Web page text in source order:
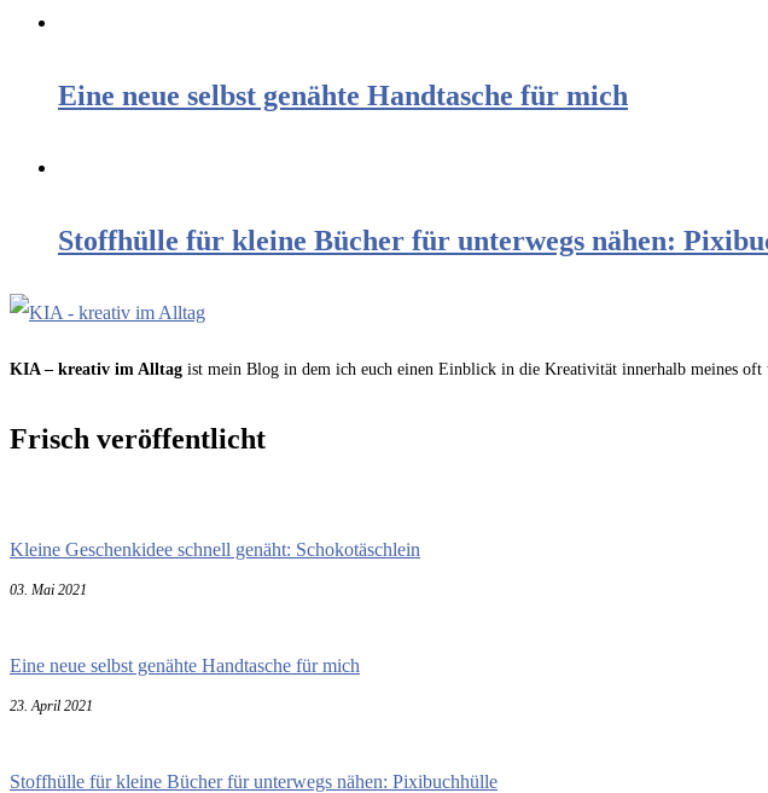
Eine neue selbst genähte Handtasche für mich
Stoffhülle für kleine Bücher für unterwegs nähen:
KIA – kreativ im Alltag ist mein Blog in dem ich euch einen Einblick in die Kreativität innerhalb meines oft
Frisch veröffentlicht
Kleine Geschenkidee schnell genäht: Schokotäschlein
03. Mai 2021
Eine neue selbst genähte Handtasche für mich
23. April 2021
Stoffhülle für kleine Bücher für unterwegs nähen: Pixibuchhülle